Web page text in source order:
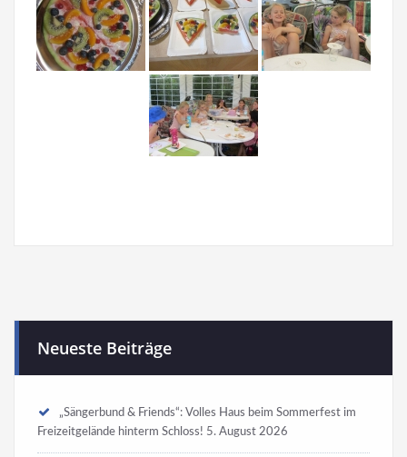
Neueste Beiträge
„Sängerbund & Friends“: Volles Haus beim Sommerfest im
Freizeitgelände hinterm Schloss! 5. August 2026